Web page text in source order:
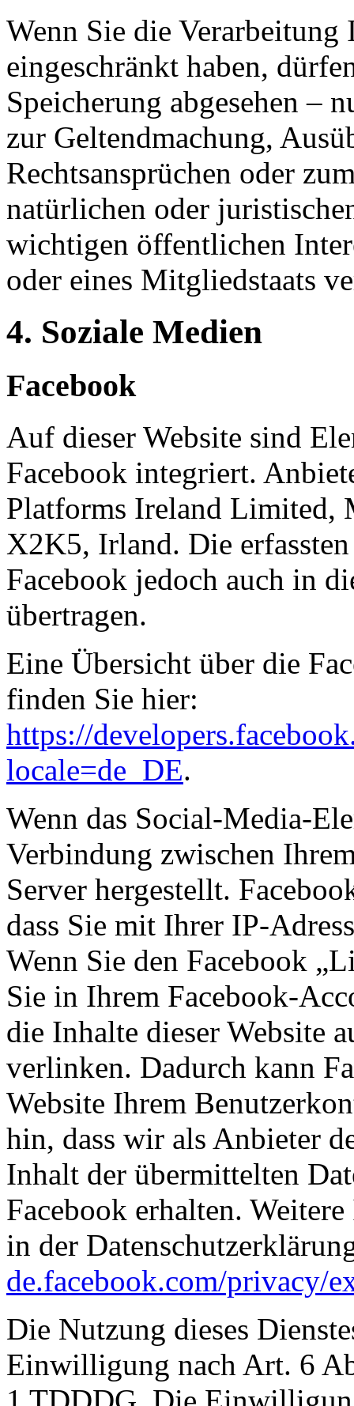
Wenn Sie die Verarbeitung
eingeschränkt haben,
Speicherung abgesehen
zur Geltendmachung,
Rechtsansprüchen oder
natürlichen oder
wichtigen öffentlichen
oder eines Mitgliedstaats
4. Soziale Medien
Facebook
Auf dieser Website sind
Facebook integriert.
Platforms Ireland Limited,
X2K5, Irland. Die
Facebook jedoch auch in
übertragen.
Eine Übersicht über die
finden Sie hier:
https://
locale=de_DE.
Wenn das Social-Media-
Verbindung zwischen
Server hergestellt.
dass Sie mit Ihrer IP-
Wenn Sie den Facebook
Sie in Ihrem Facebook-
die Inhalte dieser Website
verlinken. Dadurch kann
Website Ihrem
hin, dass wir als Anbieter
Inhalt der übermittelten
Facebook erhalten.
in der
de.facebook.com/privacy/
Die Nutzung dieses
Einwilligung nach Art. 6